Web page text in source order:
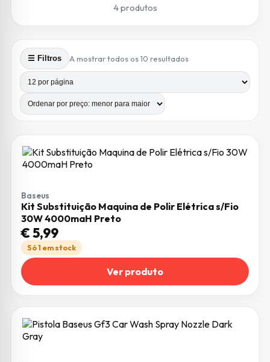
4 produtos
☰ Filtros A mostrar todos os 10 resultadosOrdenado por preço:
Produtos por página
Número de colunas
Baseus
Kit Substituição Maquina de Polir Elétrica s/Fio
30W 4000maH Preto
€5,99
Só 1 em stock
Ver produto